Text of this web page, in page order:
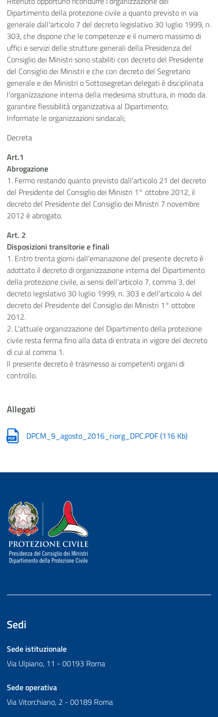
Dipartimento della protezione civile a quanto previsto in via
generale dall'articolo 7 del decreto legislativo 30 luglio 1999, n.
303, che dispone che le competenze e il numero massimo di
uffici e servizi delle strutture generali della Presidenza del
Consiglio dei Ministri sono stabiliti con decreto del Presidente
del Consiglio dei Ministri e che con decreto del Segretario
generale e dei Ministri o Sottosegretari delegati è disciplinata
l'organizzazione interna della medesima struttura, in modo da
garantire flessibilità organizzativa al Dipartimento;
Informate le organizzazioni sindacali;
Decreta
Art.1
Abrogazione
1. Fermo restando quanto previsto dall'articolo 21 del decreto
del Presidente del Consiglio dei Ministri 1° ottobre 2012, il
decreto del Presidente del Consiglio dei Ministri 7 novembre
2012 è abrogato.
Art. 2
Disposizioni transitorie e finali
1. Entro trenta giorni dall'emanazione del presente decreto è
adottato il decreto di organizzazione interna del Dipartimento
della protezione civile, ai sensi dell'articolo 7, comma 3, del
decreto legislativo 30 luglio 1999, n. 303 e dell'articolo 4 del
decreto del Presidente del Consiglio dei Ministri 1° ottobre
2012.
2. L'attuale organizzazione del Dipartimento della protezione
civile resta ferma fino alla data di entrata in vigore del decreto
di cui al comma 1.
Il presente decreto è trasmesso ai competenti organi di
controllo.
Allegati
DPCM_9_agosto_2016_riorg_DPC.PDF(116 Kb)
Dipartimento della Protezione Civile
Sedi
Sede istituzionale
Via Ulpiano, 11 - 00193 Roma
Sede operativa
Via Vitorchiano, 2 - 00189 Roma